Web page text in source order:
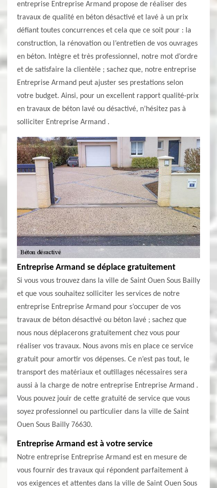
entreprise Entreprise Armand propose de réaliser des
travaux de qualité en béton désactivé et lavé à un prix
défiant toutes concurrences et cela que ce soit pour : la
construction, la rénovation ou l’entretien de vos ouvrages
en béton. Intègre et très professionnel, notre mot d’ordre
et de satisfaire la clientèle ; sachez que, notre entreprise
Entreprise Armand peut ajuster ses prestations selon
votre budget. Ainsi, pour un excellent rapport qualité-prix
en travaux de béton lavé ou désactivé, n’hésitez pas à
solliciter Entreprise Armand .
Entreprise Armand se déplace gratuitement
Si vous vous trouvez dans la ville de Saint Ouen Sous Bailly
et que vous souhaitez solliciter les services de notre
entreprise Entreprise Armand pour s’occuper de vos
travaux de béton désactivé ou béton lavé ; sachez que
nous nous déplacerons gratuitement chez vous pour
réaliser vos travaux. Nous avons mis en place ce service
gratuit pour amortir vos dépenses. Ce n’est pas tout, le
transport des matériaux et outillages nécessaires sera
aussi à la charge de notre entreprise Entreprise Armand .
Vous pouvez jouir de cette gratuité de service que vous
soyez professionnel ou particulier dans la ville de Saint
Ouen Sous Bailly 76630.
Entreprise Armand est à votre service
Notre entreprise Entreprise Armand est en mesure de
vous fournir des travaux qui répondent parfaitement à
vos exigences et attentes dans la ville de Saint Ouen Sous